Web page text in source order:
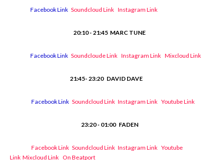
Facebook Link Soundcloud Link Instagram Link
20:10 - 21:45 MARC TUNE
Facebook Link Soundcloude Link Instagram Link Mixcloud Link
21:45- 23:20 DAVID DAVE
Facebook Link Soundcloud Link Instagram Link Youtube Link
23:20 - 01:00 FADEN
Facebook Link Soundcloud Link Instagram Link Youtube
Link Mixcloud Link On Beatport